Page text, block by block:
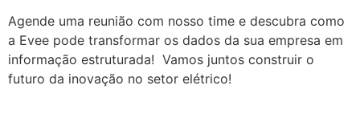
Agende uma reunião com nosso time e descubra como
a Evee pode transformar os dados da sua empresa em
informação estruturada! Vamos juntos construir o
futuro da inovação no setor elétrico!